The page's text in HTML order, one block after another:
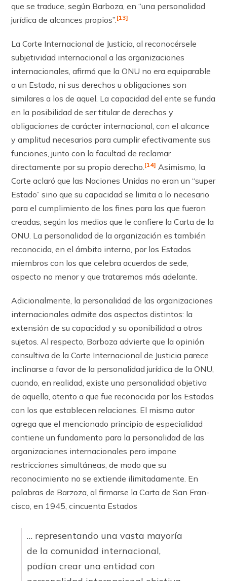
que se traduce, según Barboza, en “una personalidad
jurídica de alcances propios”.[13]
La Corte Internacional de Justicia, al reconocérsele
subjetividad internacional a las organizaciones
internacionales, afirmó que la ONU no era equiparable
a un Estado, ni sus derechos u obligaciones son
similares a los de aquel. La capacidad del ente se funda
en la posibilidad de ser titular de derechos y
obligaciones de carácter internacional, con el alcance
y amplitud necesarios para cumplir efectivamente sus
funciones, junto con la facultad de reclamar
directamente por su propio derecho.[14] Asimismo, la
Corte aclaró que las Naciones Unidas no eran un “super
Estado” sino que su capacidad se li­mita a lo necesario
para el cumplimiento de los fines para las que fueron
creadas, según los medios que le confiere la Carta de la
ONU. La personalidad de la organización es también
reconocida, en el ámbito interno, por los Estados
miembros con los que celebra acuerdos de sede,
aspecto no menor y que trataremos más adelante.
Adicionalmente, la personalidad de las organizaciones
internacionales admite dos aspectos distintos: la
extensión de su capacidad y su oponibilidad a otros
sujetos. Al res­pecto, Barboza advierte que la opinión
consultiva de la Corte Internacional de Justicia parece
inclinarse a favor de la personalidad jurídica de la ONU,
cuando, en realidad, existe una personalidad objetiva
de aquella, atento a que fue reconocida por los Estados
con los que establecen relaciones. El mismo autor
agrega que el mencionado principio de especialidad
contiene un fundamento para la personalidad de las
organizaciones internacionales pero impone
restricciones simultáneas, de modo que su
reconocimiento no se extiende ilimitadamente. En
palabras de Barzoza, al firmarse la Carta de San Fran­
cisco, en 1945, cincuenta Estados
… representando una vasta mayoría
de la comunidad internacional,
podían crear una entidad con